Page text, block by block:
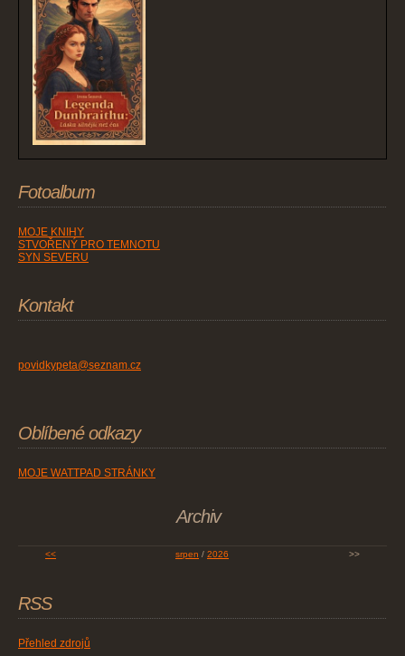
Fotoalbum
MOJE KNIHY
STVOŘENÝ PRO TEMNOTU
SYN SEVERU
Kontakt
povidkypeta@seznam.cz
Oblíbené odkazy
MOJE WATTPAD STRÁNKY
Archiv
<< srpen / 2026 >>
RSS
Přehled zdrojů